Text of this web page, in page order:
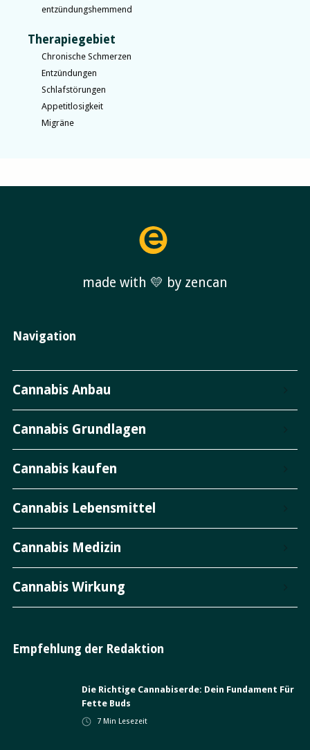
entzündungshemmend
Therapiegebiet
Chronische Schmerzen
Entzündungen
Schlafstörungen
Appetitlosigkeit
Migräne
made with 💛 by zencan
Navigation
Cannabis Anbau
Cannabis Grundlagen
Cannabis kaufen
Cannabis Lebensmittel
Cannabis Medizin
Cannabis Wirkung
Empfehlung der Redaktion
Die Richtige Cannabiserde: Dein Fundament Für
Fette Buds
7 Min Lesezeit